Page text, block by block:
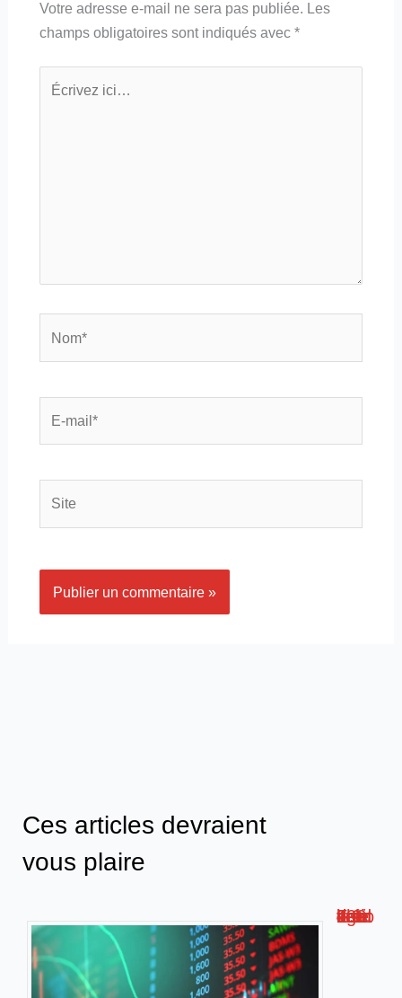
Votre adresse e-mail ne sera pas publiée. Les
champs obligatoires sont indiqués avec *
Ces articles devraient
vous plaire
Faut-il vendre les actions du crédit agricole en 2024 ?